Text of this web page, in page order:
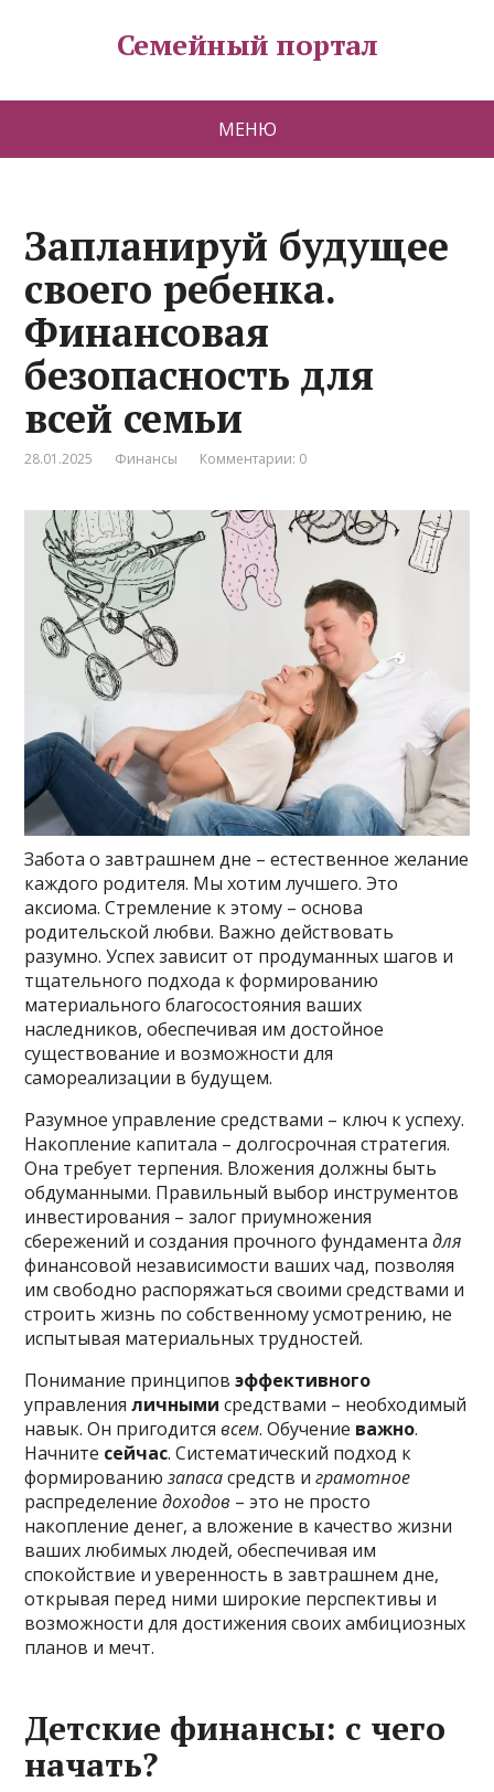
Семейный портал
МЕНЮ
Запланируй будущее
своего ребенка.
Финансовая
безопасность для
всей семьи
28.01.2025 Финансы Комментарии: 0
Забота о завтрашнем дне – естественное желание
каждого родителя. Мы хотим лучшего. Это
аксиома. Стремление к этому – основа
родительской любви. Важно действовать
разумно. Успех зависит от продуманных шагов и
тщательного подхода к формированию
материального благосостояния ваших
наследников, обеспечивая им достойное
существование и возможности для
самореализации в будущем.
Разумное управление средствами – ключ к успеху.
Накопление капитала – долгосрочная стратегия.
Она требует терпения. Вложения должны быть
обдуманными. Правильный выбор инструментов
инвестирования – залог приумножения
сбережений и создания прочного фундаментадля
финансовой независимости ваших чад, позволяя
им свободно распоряжаться своими средствами и
строить жизнь по собственному усмотрению, не
испытывая материальных трудностей.
Понимание принциповэффективного
управленияличными средствами – необходимый
навык. Он пригодитсявсем. Обучение важно.
Начните сейчас. Систематический подход к
формированиюзапасасредств играмотное
распределениедоходов – это не просто
накопление денег, а вложение в качество жизни
ваших любимых людей, обеспечивая им
спокойствие и уверенность в завтрашнем дне,
открывая перед ними широкие перспективы и
возможности для достижения своих амбициозных
планов и мечт.
Детские финансы: с чего
начать?